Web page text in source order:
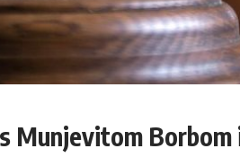
Munjevitom Borbom